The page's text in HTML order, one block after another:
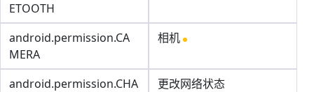
ETOOTH
android.permission.CA
MERA
相机
android.permission.CHA
更改网络状态